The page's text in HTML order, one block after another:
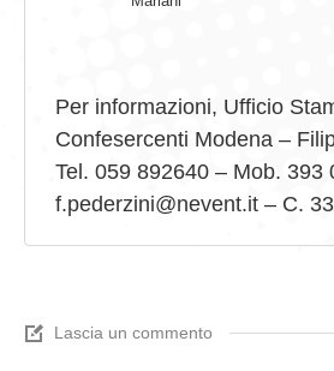
Per informazioni, Ufficio
Confesercenti Modena –
Tel. 059 892640 – Mob. 393
f.pederzini@nevent.it – C.
Lascia un commento